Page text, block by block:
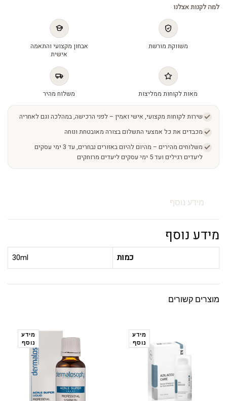
למה לקנות אצלנו
משווקת מורשת
אבחון מקצועי והתאמה
אישית
מאות לקוחות ממליצות משלוח מהיר
שירות לקוחות מקצועי, אישי ואמין – לפני הרכישה, במהלכה וגם לאחריה
מכבדים את כל אמצעי התשלום בצורה מאובטחת ונוחה
משלוחים מהירים – מהיום להיום באזורים נבחרים, עד 3 ימי עסקים
ליעדים רגילים ועד 5 ימי עסקים ליעדים מרוחקים
מידע נוסף
מידע נוסף
כמות 30ml
מוצרים קשורים
מידע
נוסף
מידע
נוסף